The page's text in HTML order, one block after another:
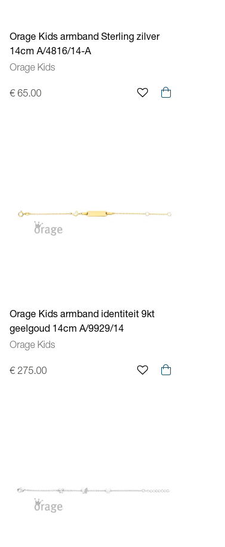
Orage Kids armband Sterling zilver
14cm A/4816/14-A
Orage Kids
€ 65.00
Orage Kids armband identiteit 9kt
geelgoud 14cm A/9929/14
Orage Kids
€ 275.00